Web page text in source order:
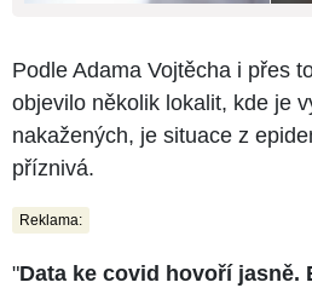
Podle Adama Vojtěcha i přes
objevilo několik lokalit, kde je
nakažených, je situace z
příznivá.
Reklama:
"Data ke covid hovoří jasně.